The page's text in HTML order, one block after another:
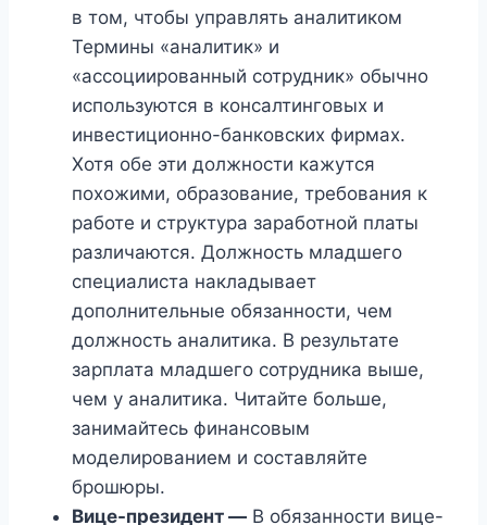
в том, чтобы управлять аналитиком
Термины «аналитик» и
«ассоциированный сотрудник» обычно
используются в консалтинговых и
инвестиционно-банковских фирмах.
Хотя обе эти должности кажутся
похожими, образование, требования к
работе и структура заработной платы
различаются. Должность младшего
специалиста накладывает
дополнительные обязанности, чем
должность аналитика. В результате
зарплата младшего сотрудника выше,
чем у аналитика. Читайте больше,
занимайтесь финансовым
моделированием и составляйте
брошюры.
Вице-президент — В обязанности вице-